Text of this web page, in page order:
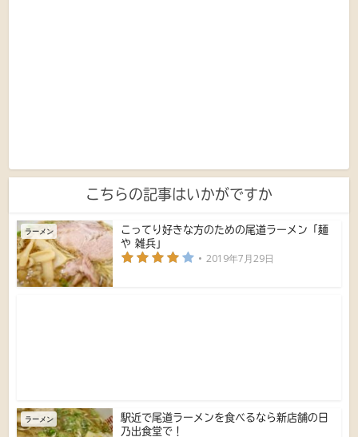
こちらの記事はいかがですか
ラーメン
こってり好きな方のための尾道ラーメン「麺
や 雑兵」
2019年7月29日
ラーメン
駅近で尾道ラーメンを食べるなら新店舗の日
乃出食堂で！